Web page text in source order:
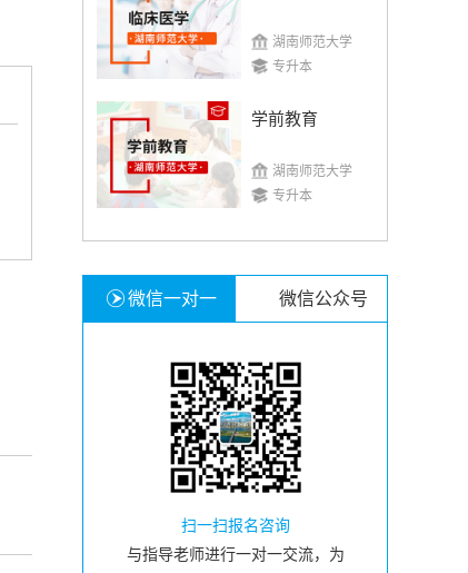
湖南师范大学
专升本
学前教育
湖南师范大学
专升本
微信一对一 微信公众号
扫一扫报名咨询
与指导老师进行一对一交流，为